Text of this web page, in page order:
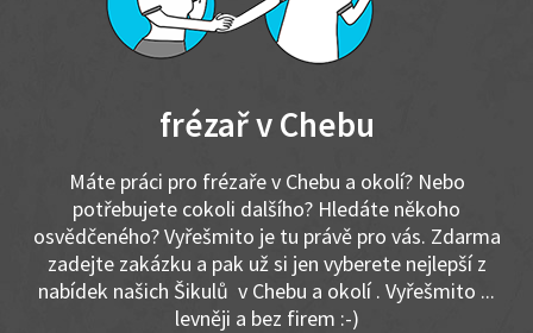
frézař v Chebu
Máte práci pro frézaře v Chebu a okolí? Nebo
potřebujete cokoli dalšího? Hledáte někoho
osvědčeného? Vyřešmito je tu právě pro vás. Zdarma
zadejte zakázku a pak už si jen vyberete nejlepší z
nabídek našich Šikulů v Chebu a okolí . Vyřešmito ...
levněji a bez firem :-)